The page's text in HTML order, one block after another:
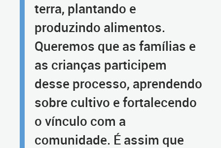
terra, plantando e
produzindo alimentos.
Queremos que as famílias e
as crianças participem
desse processo, aprendendo
sobre cultivo e fortalecendo
o vínculo com a
comunidade. É assim que